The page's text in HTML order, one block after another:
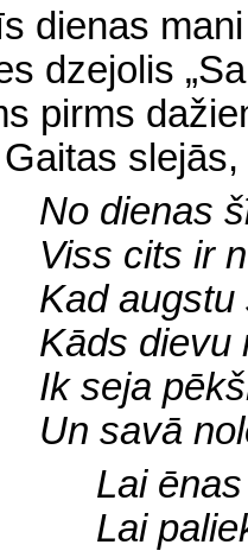
dienas
dzejolis
pirms
No dienas
Viss cits ir
Kad
Kāds dievu
Ik seja
Un savā
Lai
Lai